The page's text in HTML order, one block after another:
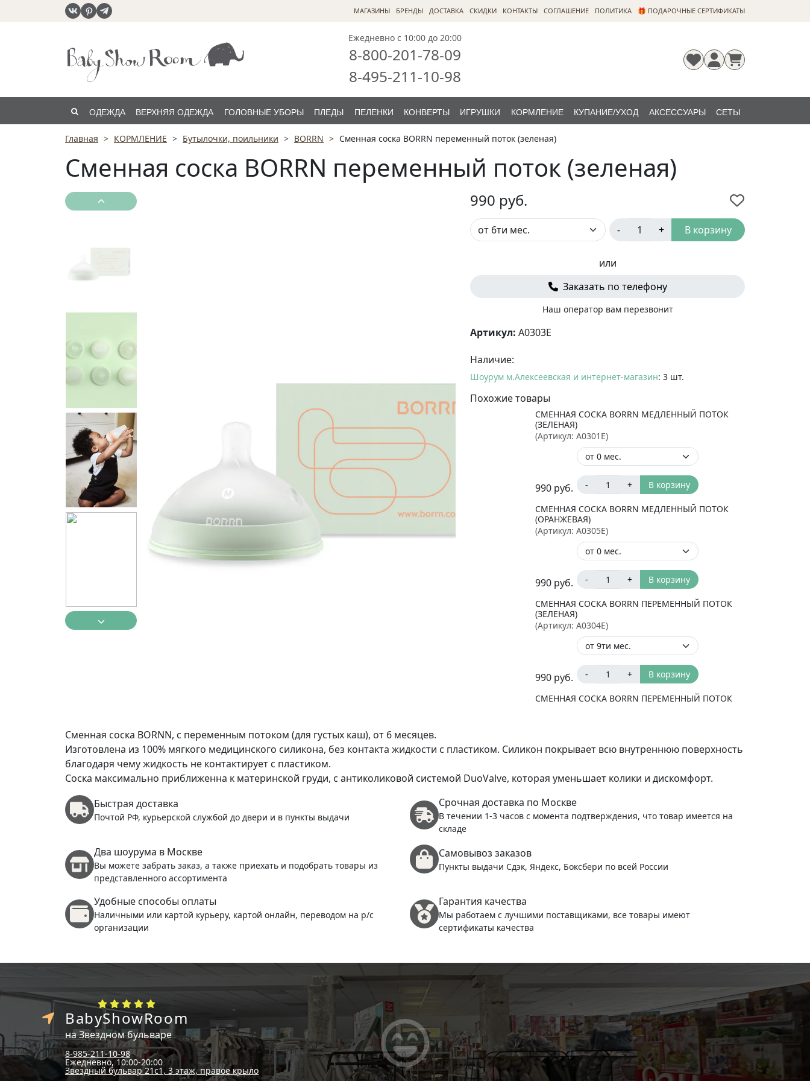
МАГАЗИНЫ БРЕНДЫ ДОСТАВКА СКИДКИ КОНТАКТЫ CОГЛАШЕНИЕ ПОЛИТИКА 🎁 ПОДАРОЧНЫЕ СЕРТИФИКАТЫ
Ежедневно с 10:00 до 20:00
8-800-201-78-09
8-495-211-10-98
ОДЕЖДА ВЕРХНЯЯ ОДЕЖДА ГОЛОВНЫЕ УБОРЫ ПЛЕДЫ ПЕЛЕНКИ КОНВЕРТЫ ИГРУШКИ КОРМЛЕНИЕ КУПАНИЕ/УХОД АКСЕССУАРЫ СЕТЫ
РАСПРОДАЖА
Главная КОРМЛЕНИЕ Бутылочки, поильники BORRN Сменная соска BORRN переменный поток (зеленая)
Сменная соска BORRN переменный поток (зеленая)
990 руб.
- + В корзину
или
Заказать по телефону
Наш оператор вам перезвонит
Артикул: A0303E
Наличие:
Шоурум м.Алексеевская и интернет-магазин: 3 шт.
Похожие товары
СМЕННАЯ СОСКА BORRN МЕДЛЕННЫЙ ПОТОК
(ЗЕЛЕНАЯ)
(Артикул: A0301E)
990 руб. - + В корзину
СМЕННАЯ СОСКА BORRN МЕДЛЕННЫЙ ПОТОК
(ОРАНЖЕВАЯ)
(Артикул: A0305E)
990 руб. - + В корзину
СМЕННАЯ СОСКА BORRN ПЕРЕМЕННЫЙ ПОТОК
(ЗЕЛЕНАЯ)
(Артикул: A0304E)
990 руб. - + В корзину
СМЕННАЯ СОСКА BORRN ПЕРЕМЕННЫЙ ПОТОК
Сменная соска BORNN, с переменным потоком (для густых каш), от 6 месяцев.
Изготовлена из 100% мягкого медицинского силикона, без контакта жидкости с пластиком. Силикон покрывает всю внутреннюю поверхность
благодаря чему жидкость не контактирует с пластиком.
Соска максимально приближенна к материнской груди, с антиколиковой системой DuoValve, которая уменьшает колики и дискомфорт.
Быстрая доставка
Почтой РФ, курьерской службой до двери и в пункты выдачи
Срочная доставка по Москве
В течении 1-3 часов с момента подтверждения, что товар имеется на
складе
Два шоурума в Москве
Вы можете забрать заказ, а также приехать и подобрать товары из
представленного ассортимента
Самовывоз заказов
Пункты выдачи Сдэк, Яндекс, Боксбери по всей России
Удобные способы оплаты
Наличными или картой курьеру, картой онлайн, переводом на р/с
организации
Гарантия качества
Мы работаем с лучшими поставщиками, все товары имеют
сертификаты качества
BabyShowRoom
на Звездном бульваре
8-985-211-10-98
Ежедневно, 10:00-20:00
Звездный бульвар 21с1, 3 этаж, правое крыло